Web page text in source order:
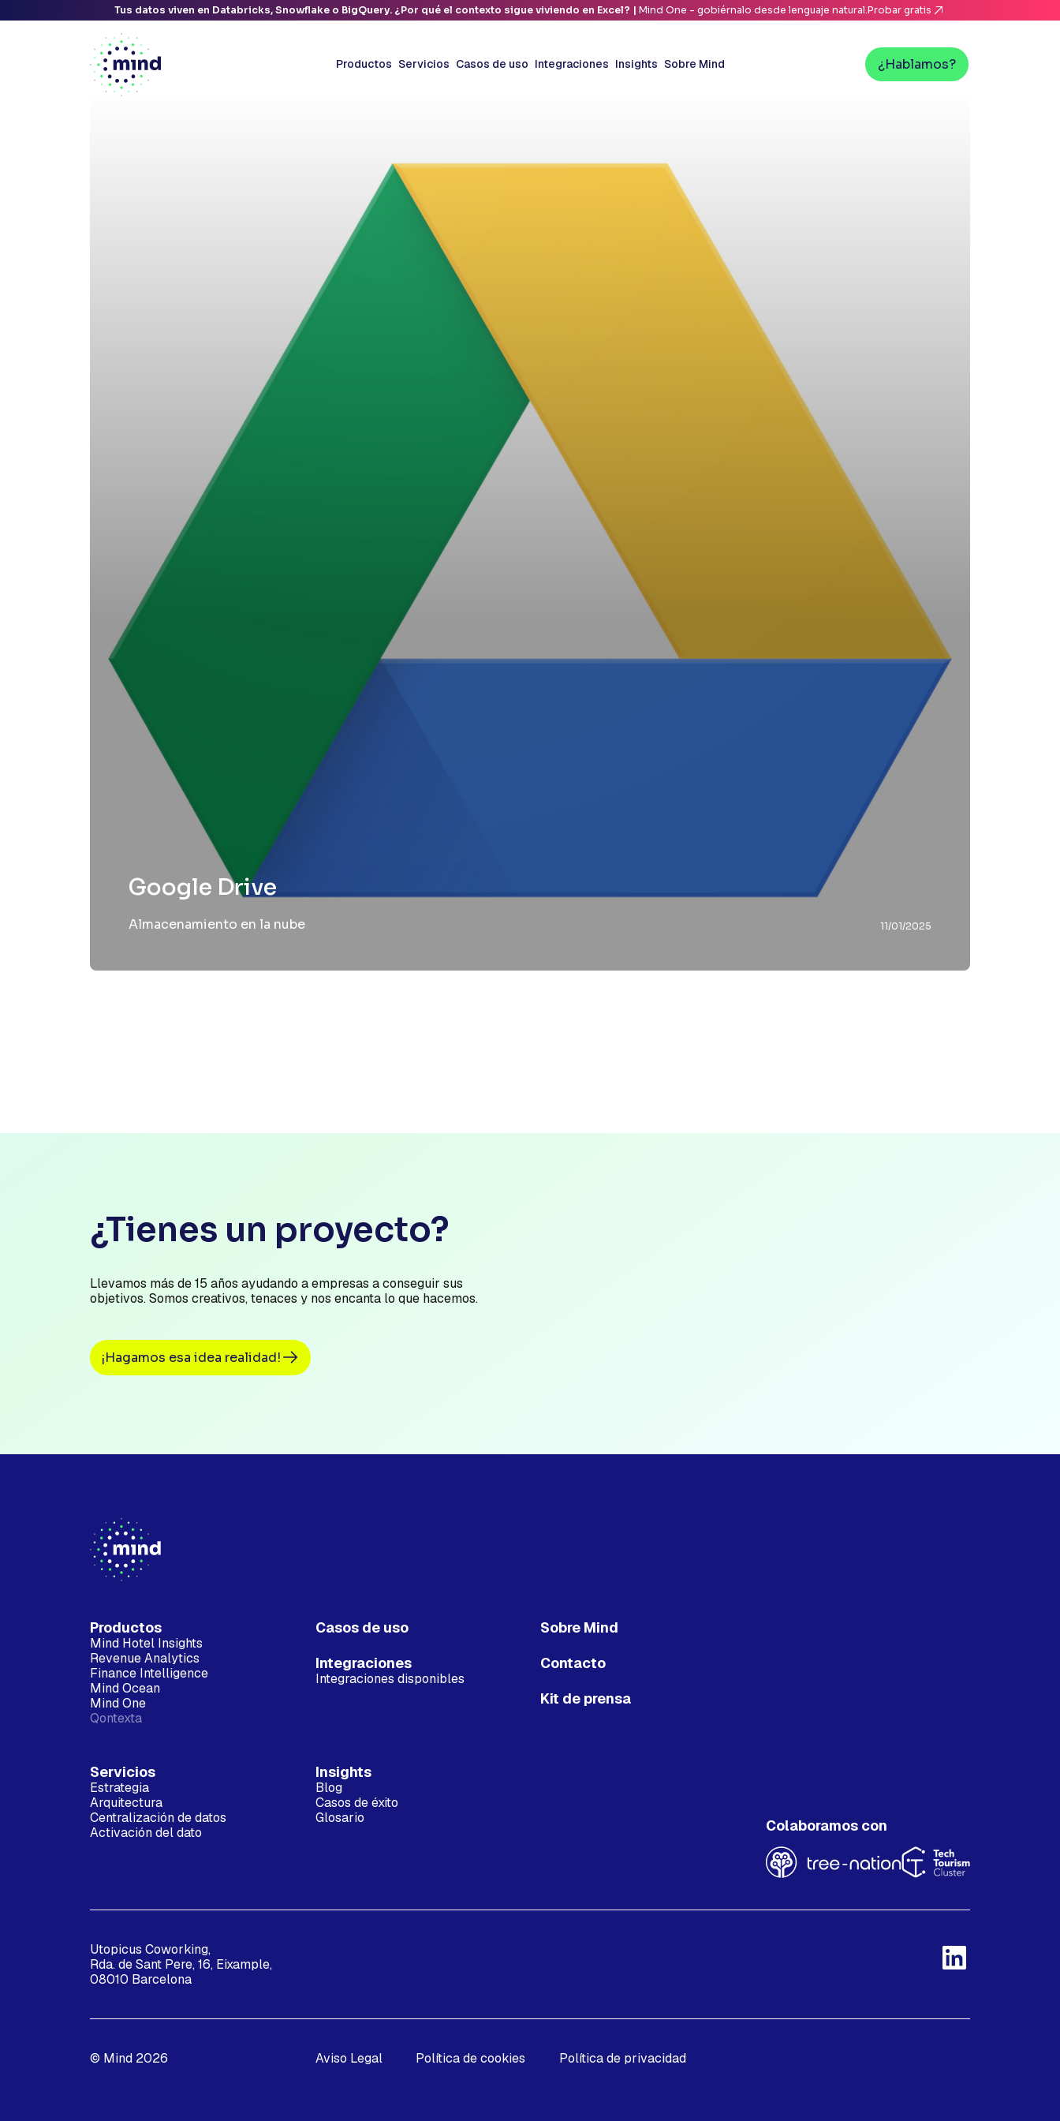
Tus datos viven en Databricks, Snowflake o BigQuery. ¿Por qué el contexto sigue viviendo en Excel? |Mind One - gobiérnalo desde lenguaje natural.Probar gratis
Productos Servicios Casos de uso Integraciones Insights Sobre Mind ¿Hablamos?
Google Drive
Almacenamiento en la nube 11/01/2025
¿Tienes un proyecto?
Llevamos más de 15 años ayudando a empresas a conseguir sus
objetivos. Somos creativos, tenaces y nos encanta lo que hacemos.
¡Hagamos esa idea realidad!
Productos
Mind Hotel Insights
Revenue Analytics
Finance Intelligence
Mind Ocean
Mind One
Qontexta
Servicios
Estrategia
Arquitectura
Centralización de datos
Activación del dato
Casos de uso
Integraciones
Integraciones disponibles
Insights
Blog
Casos de éxito
Glosario
Sobre Mind
Contacto
Kit de prensa
Colaboramos con
Utopicus Coworking,
Rda. de Sant Pere, 16, Eixample,
08010 Barcelona
© Mind 2026 Aviso Legal Política de cookies Política de privacidad